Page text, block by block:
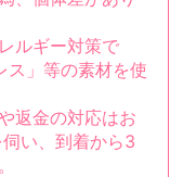
ルギー対策で
ス」等の素材を使
返金の対応はお
い、到着から3